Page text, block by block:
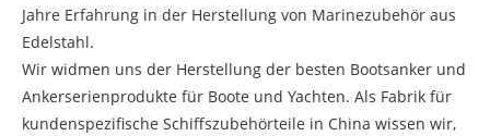
Jahre Erfahrung in der Herstellung von Marinezubehör aus
Edelstahl.
Wir widmen uns der Herstellung der besten Bootsanker und
Ankerserienprodukte für Boote und Yachten. Als Fabrik für
kundenspezifische Schiffszubehörteile in China wissen wir,